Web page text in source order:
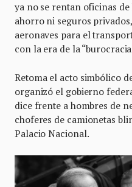
ya no se rentan oficinas
ahorro ni seguros
aeronaves para el
con la era de la
Retoma el acto simbólico
organizó el gobierno
dice frente a hombres de
choferes de camionetas
Palacio Nacional.